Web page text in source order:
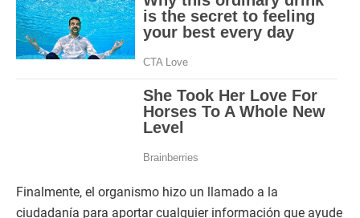
Finalmente, el organismo hizo un llamado a la
ciudadanía para aportar cualquier información que ayude